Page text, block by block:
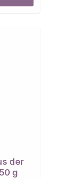
der
g